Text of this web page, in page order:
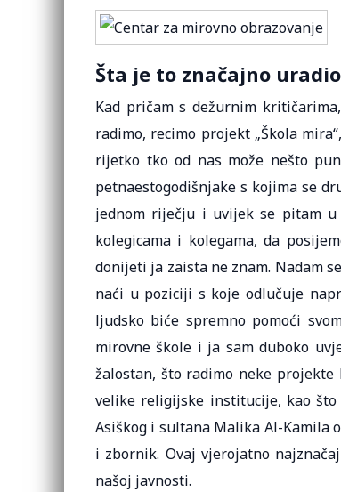
Šta je to značajno
Kad pričam s dežurnim
radimo, recimo projekt „Škola
rijetko tko od nas može nešto
petnaestogodišnjake s kojima se
jednom riječju i uvijek se pitam u
kolegicama i kolegama, da
donijeti ja zaista ne znam. Nadam
naći u poziciji s koje odlučuje
ljudsko biće spremno pomoći
mirovne škole i ja sam duboko
žalostan, što radimo neke
velike religijske institucije, kao što
Asiškog i sultana Malika Al-Kamila
i zbornik. Ovaj vjerojatno
našoj javnosti.